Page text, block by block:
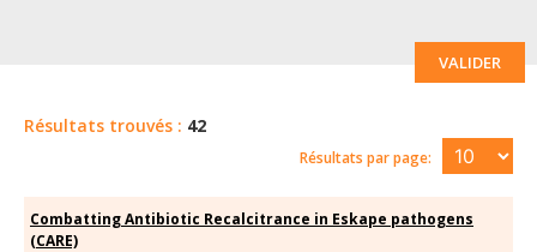
VALIDER
Résultats trouvés : 42
Résultats par page:
Combatting Antibiotic Recalcitrance in Eskape pathogens
(CARE)